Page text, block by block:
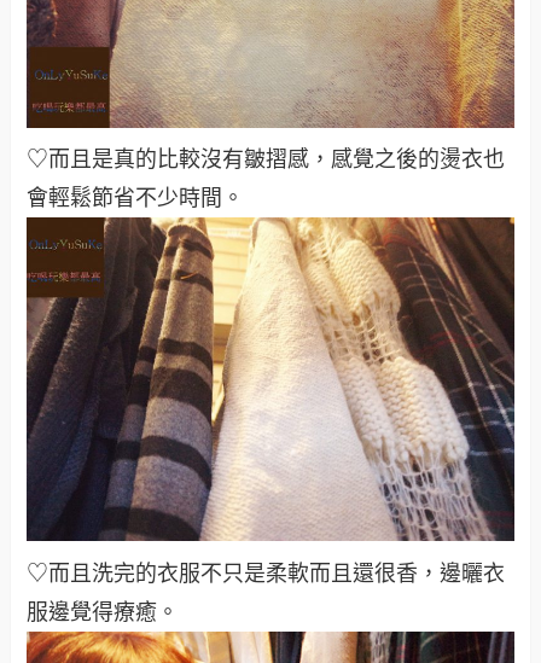
♡而且是真的比較沒有皺摺感，感覺之後的燙衣也
會輕鬆節省不少時間。
♡而且洗完的衣服不只是柔軟而且還很香，邊曬衣
服邊覺得療癒。